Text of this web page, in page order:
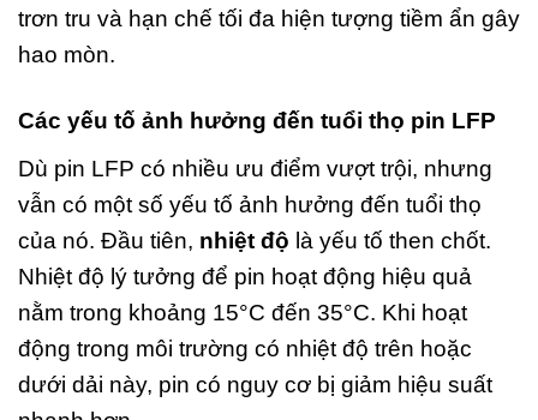
trơn tru và hạn chế tối đa hiện tượng tiềm ẩn gây
hao mòn.
Các yếu tố ảnh hưởng đến tuổi thọ pin LFP
Dù pin LFP có nhiều ưu điểm vượt trội, nhưng
vẫn có một số yếu tố ảnh hưởng đến tuổi thọ
của nó. Đầu tiên, nhiệt độ là yếu tố then chốt.
Nhiệt độ lý tưởng để pin hoạt động hiệu quả
nằm trong khoảng 15°C đến 35°C. Khi hoạt
động trong môi trường có nhiệt độ trên hoặc
dưới dải này, pin có nguy cơ bị giảm hiệu suất